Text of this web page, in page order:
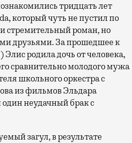
который чуть не пустил по
стремительный роман, но
друзьями. За прошедшее к
родила дочь от человека,
сравнительно молодого мужа
школьного оркестра с
из фильмов Эльдара
неудачный брак с
загул, в результате